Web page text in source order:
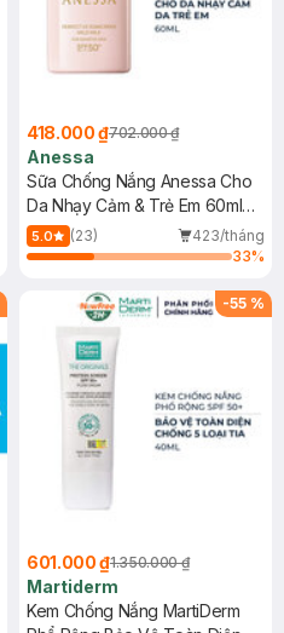
418.000 ₫702.000 ₫
Anessa
Sữa Chống Nắng Anessa Cho
Da Nhạy Cảm & Trẻ Em 60ml
(Mới)
5.0 (23)
423/tháng
33%
-55 %
601.000 ₫1.350.000 ₫
Martiderm
Kem Chống Nắng MartiDerm